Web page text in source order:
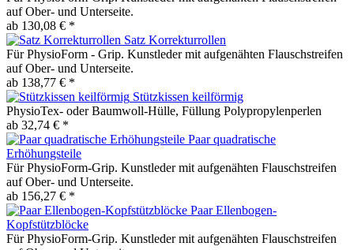
auf Ober- und Unterseite.
ab 130,08 € *
Satz Korrekturrollen
Für PhysioForm - Grip. Kunstleder mit aufgenähten Flauschstreifen
auf Ober- und Unterseite.
ab 138,77 € *
Stützkissen keilförmig
PhysioTex- oder Baumwoll-Hülle, Füllung Polypropylenperlen
ab 32,74 € *
Paar quadratische
Erhöhungsteile
Für PhysioForm-Grip. Kunstleder mit aufgenähten Flauschstreifen
auf Ober- und Unterseite.
ab 156,27 € *
Paar Ellenbogen-
Kopfstützblöcke
Für PhysioForm-Grip. Kunstleder mit aufgenähten Flauschstreifen